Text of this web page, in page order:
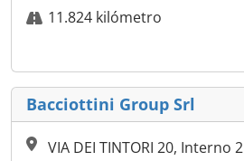
11.824 kilómetro
Bacciottini Group Srl
VIA DEI TINTORI 20, Interno 2